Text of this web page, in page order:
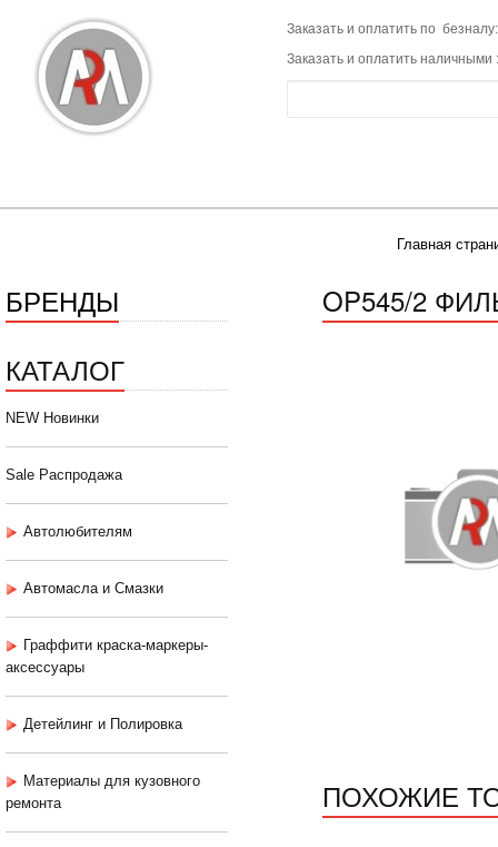
Заказать и оплатить по
Заказать и оплатить наличными
Главная
БРЕНДЫ
КАТАЛОГ
NEW Новинки
Sale Распродажа
Автолюбителям
Автомасла и Смазки
Граффити краска-маркеры-
аксессуары
Детейлинг и Полировка
Материалы для кузовного
ремонта
OP545/2
ПОХОЖИЕ